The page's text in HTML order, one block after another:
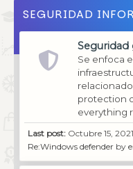
SEGURIDAD
Seguridad
Se enfoca
protection
everything
Last post: Octubre 15,
Re:Windows defenderby